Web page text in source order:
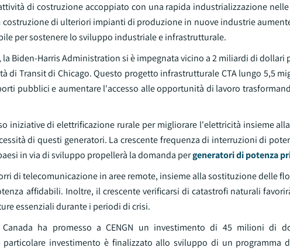
di costruzione accoppiato con una rapida industrializzazione
di ulteriori impianti di produzione in nuove industrie
per sostenere lo sviluppo industriale e infrastrutturale.
Biden-Harris Administration si è impegnata vicino a 2 miliardi di
di Transit di Chicago. Questo progetto infrastrutturale CTA lungo 5,5
pubblici e aumentare l'accesso alle opportunità di lavoro
iniziative di elettrificazione rurale per migliorare l'elettricità insieme
di questi generatori. La crescente frequenza di interruzioni di
in via di sviluppo propellerà la domanda pergeneratori di potenza
di telecomunicazione in aree remote, insieme alla sostituzione delle
affidabili. Inoltre, il crescente verificarsi di catastrofi naturali
essenziali durante i periodi di crisi.
ha promesso a CENGN un investimento di 45 milioni di
particolare investimento è finalizzato allo sviluppo di un programma